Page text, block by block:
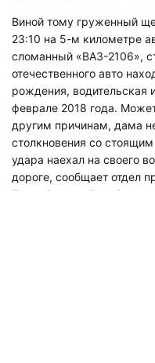
Виной тому груженный
23:10 на 5-м километре
сломанный «ВАЗ-2106»,
отечественного авто
рождения, водительская
феврале 2018 года.
другим причинам, дама
столкновения со
удара наехал на своего
дороге, сообщает отдел
Петербургу и Ленобласти.